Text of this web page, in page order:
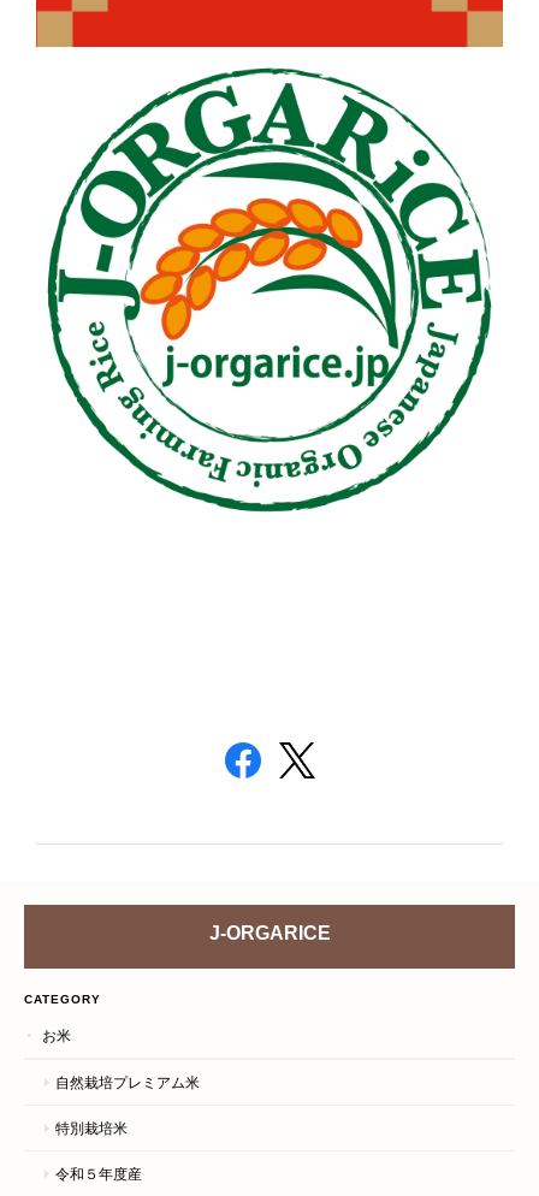
J-ORGARICE
CATEGORY
お米
自然栽培プレミアム米
特別栽培米
令和５年度産